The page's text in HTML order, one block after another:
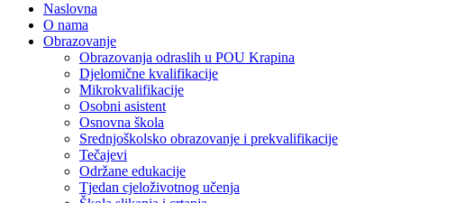
Naslovna
O nama
Obrazovanje
Obrazovanja odraslih u POU Krapina
Djelomične kvalifikacije
Mikrokvalifikacije
Osobni asistent
Osnovna škola
Srednjoškolsko obrazovanje i prekvalifikacije
Tečajevi
Održane edukacije
Tjedan cjeloživotnog učenja